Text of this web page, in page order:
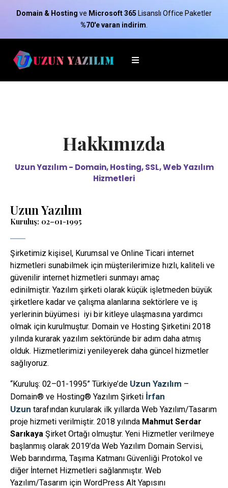
Domain & Hosting ve Microsoft 365 Lisanslı Office Paketler
%70'e varan indirim
Hakkımızda
Uzun Yazılım - Domain, Hosting, SSL, Web Yazılım
Hizmetleri
Uzun Yazılım
Kuruluş: 02–01-1995
Şirketimiz kişisel, Kurumsal ve Online Ticari internet
hizmetleri sunabilmek için müşterilerimize hızlı, kaliteli ve
güvenilir internet hizmetleri sunmayı amaç
edinilmiştir. Yazılım şirketi olarak küçük işletmeden büyük
şirketlere kadar ve çalışma alanlarına sektörlere ve iş
yerlerinin büyümesi iyi bir kitleye ulaşmasına yardımcı
olmak için kurulmuştur. Domain ve Hosting Şirketini 2018
yılında kurarak yazılım sektöründe bir adım daha atmış
olduk. Hizmetlerimizi yenileyerek daha güncel hizmetler
sağlıyoruz.
“Kuruluş: 02–01-1995” Türkiye’de Uzun Yazılım –
Domain® ve Hosting® Yazılım Şirketi İrfan
Uzun tarafından kurularak ilk yıllarda Web Yazılım/Tasarım
proje hizmeti verilmiştir. 2018 yılında Mahmut Serdar
Sarıkaya Şirket Ortağı olmuştur. Yeni Hizmetler verilmeye
başlanmış olarak 2019’da Web Yazılım Domain Servisi,
Web barındırma, Taşıma Katmanı Güvenliği Protokol ve
diğer İnternet Hizmetleri sağlanmıştır. Web
Yazılım/Tasarım için WordPress Alt Yapısını